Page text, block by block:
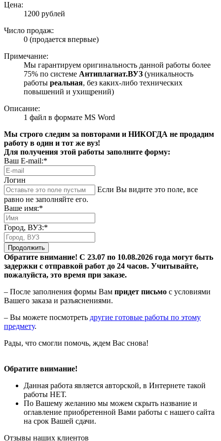
Цена:
1200 рублей
Число продаж:
0 (продается впервые)
Примечание:
Мы гарантируем оригинальность данной работы более
75% по системе Антиплагиат.ВУЗ (уникальность
работы реальная, без каких-либо технических
повышений и ухищрений)
Описание:
1 файл в формате MS Word
Мы строго следим за повторами и НИКОГДА не продадим
работу в один и тот же вуз!
Для получения этой работы заполните форму:
Ваш E-mail:*
Логин
Если Вы видите это поле, все
равно не заполняйте его.
Ваше имя:*
Город, ВУЗ:*
Продолжить
Обратите внимание! С 23.07 по 10.08.2026 года могут быть
задержки с отправкой работ до 24 часов. Учитывайте,
пожалуйста, это время при заказе.
– После заполнения формы Вам придет письмо с условиями
Вашего заказа и разъяснениями.
– Вы можете посмотреть другие готовые работы по этому
предмету.
Рады, что смогли помочь, ждем Вас снова!
Обратите внимание!
Данная работа является авторской, в Интернете такой
работы НЕТ.
По Вашему желанию мы можем скрыть название и
оглавление приобретенной Вами работы с нашего сайта
на срок Вашей сдачи.
Отзывы наших клиентов